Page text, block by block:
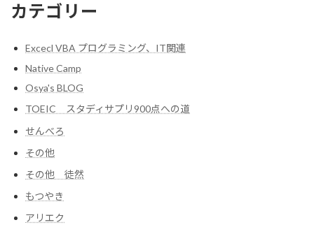
カテゴリー
Excecl VBA プログラミング、IT関連
Native Camp
Osya's BLOG
TOEIC スタディサプリ900点への道
せんべろ
その他
その他 徒然
もつやき
アリエク